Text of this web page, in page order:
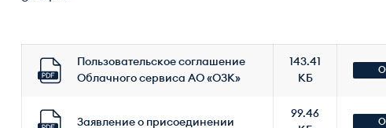
Пользовательское соглашение
Облачного сервиса АО «ОЗК»
143.41
КБ
Заявление о присоединении
99.46